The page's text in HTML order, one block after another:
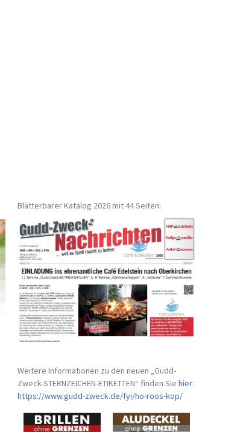
Blätterbarer Katalog 2026 mit 44 Seiten:
Weitere Informationen zu den neuen „Gudd-
Zweck-STERNZEICHEN-ETIKETTEN“ finden Siehier:
https://www.gudd-zweck.de/fyi/ho-roos-kop/